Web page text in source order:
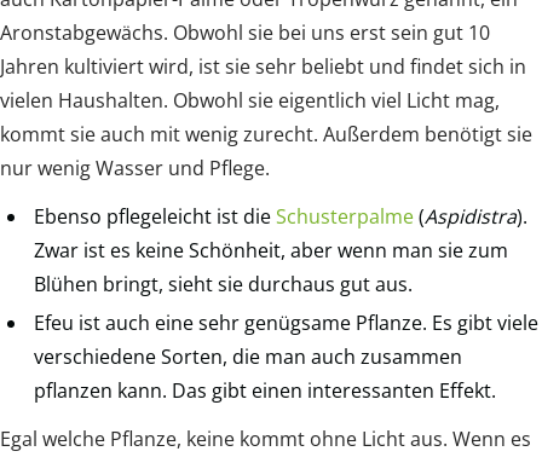
Aronstabgewächs. Obwohl sie bei uns erst sein gut 10
Jahren kultiviert wird, ist sie sehr beliebt und findet sich in
vielen Haushalten. Obwohl sie eigentlich viel Licht mag,
kommt sie auch mit wenig zurecht. Außerdem benötigt sie
nur wenig Wasser und Pflege.
Ebenso pflegeleicht ist dieSchusterpalme(Aspidistra).
Zwar ist es keine Schönheit, aber wenn man sie zum
Blühen bringt, sieht sie durchaus gut aus.
Efeu ist auch eine sehr genügsame Pflanze. Es gibt viele
verschiedene Sorten, die man auch zusammen
pflanzen kann. Das gibt einen interessanten Effekt.
Egal welche Pflanze, keine kommt ohne Licht aus. Wenn es